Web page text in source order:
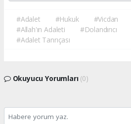
#Adalet #Hukuk #Vicdan
#Allah'ın Adaleti
#Dolandırıcı
#Adalet Tanrıçası
Okuyucu Yorumları (0)